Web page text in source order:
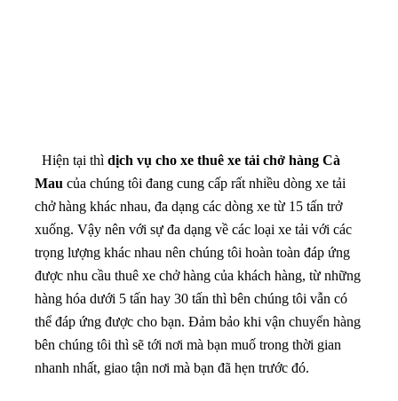
Hiện tại thì dịch vụ cho xe thuê xe tải chở hàng Cà
Mau của chúng tôi đang cung cấp rất nhiều dòng xe tải
chở hàng khác nhau, đa dạng các dòng xe từ 15 tấn trở
xuống. Vậy nên với sự đa dạng về các loại xe tải với các
trọng lượng khác nhau nên chúng tôi hoàn toàn đáp ứng
được nhu cầu thuê xe chở hàng của khách hàng, từ những
hàng hóa dưới 5 tấn hay 30 tấn thì bên chúng tôi vẫn có
thể đáp ứng được cho bạn. Đảm bảo khi vận chuyển hàng
bên chúng tôi thì sẽ tới nơi mà bạn muố trong thời gian
nhanh nhất, giao tận nơi mà bạn đã hẹn trước đó.